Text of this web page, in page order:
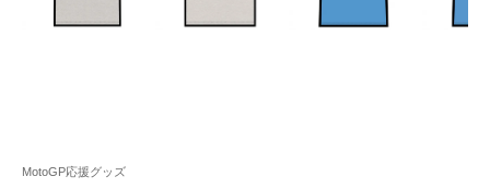
MotoGP応援グッズ